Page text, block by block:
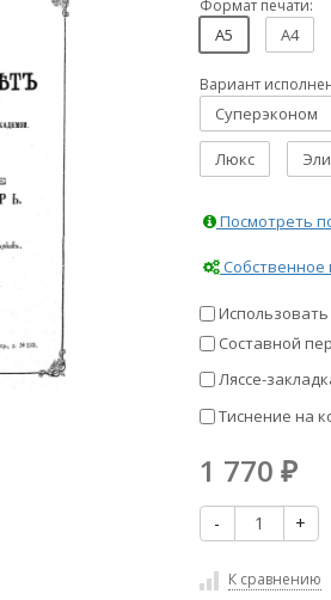
Формат печати:
A5 A4
Вариант
Суперэконом
Люкс
Посмотреть
Собственное
Составной
Ляссе-
Тиснение на
1 770 ₽
- +
К сравнению